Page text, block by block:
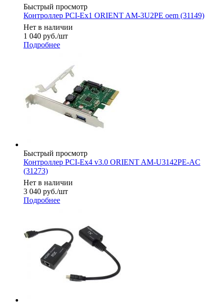
Быстрый просмотр
Контроллер PCI-Ex1 ORIENT AM-3U2PE oem (31149)
Нет в наличии
1 040 руб./шт
Подробнее
Быстрый просмотр
Контроллер PCI-Ex4 v3.0 ORIENT AM-U3142PE-AC
(31273)
Нет в наличии
3 040 руб./шт
Подробнее